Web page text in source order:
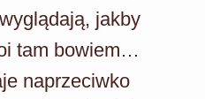
jakby
tam bowiem…
naprzeciwko